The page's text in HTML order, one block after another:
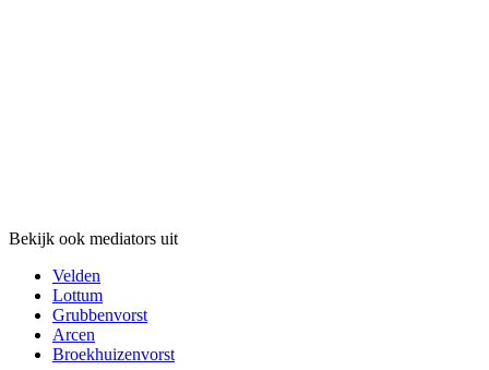
Bekijk ook mediators uit
Velden
Lottum
Grubbenvorst
Arcen
Broekhuizenvorst